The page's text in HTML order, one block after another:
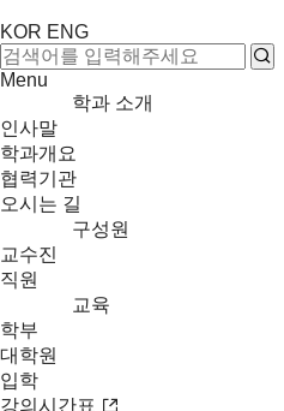
KOR ENG
Menu
학과 소개
인사말
학과개요
협력기관
오시는 길
구성원
교수진
직원
교육
학부
대학원
입학
강의시간표